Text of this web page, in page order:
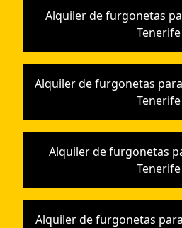
Alquiler de furgonetas
Tenerife
Alquiler de furgonetas
Tenerife
Alquiler de furgonetas
Tenerife
Alquiler de furgonetas